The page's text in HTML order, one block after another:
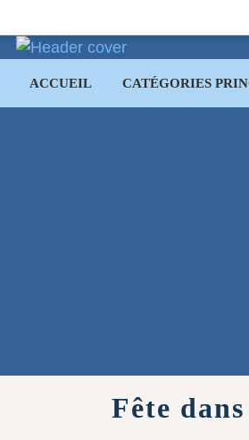
ACCUEIL CATÉGORIES
Fête